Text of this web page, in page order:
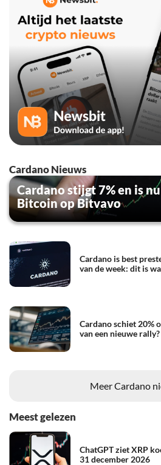
Cardano Nieuws
Cardano stijgt 7% en is
Bitcoin op Bitvavo
Cardano is best
van de week: dit is
Cardano schiet 20%
van een nieuwe rally?
Meer Cardano
Meest gelezen
ChatGPT ziet XRP
31 december 2026